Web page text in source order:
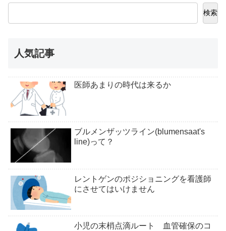
検索
人気記事
医師あまりの時代は来るか
ブルメンザッツライン(blumensaat's
line)って？
レントゲンのポジショニングを看護師
にさせてはいけません
小児の末梢点滴ルート 血管確保のコ